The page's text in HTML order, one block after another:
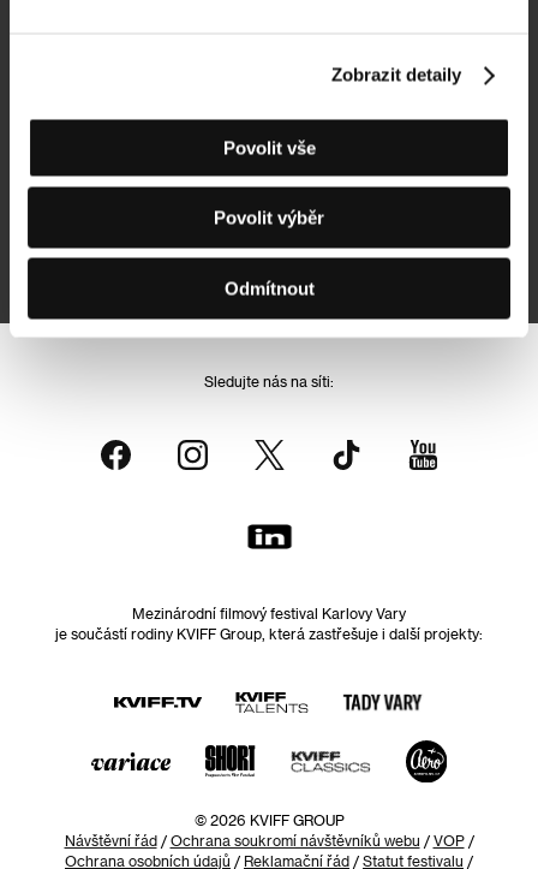
Zobrazit detaily
Povolit vše
Povolit výběr
Odmítnout
Newsletter
Přihlásit se k odběru
Sledujte nás na síti:
Mezinárodní filmový festival Karlovy Vary
je součástí rodiny KVIFF Group, která zastřešuje i další projekty:
© 2026 KVIFF GROUP
Návštěvní řád/ Ochrana soukromí návštěvníků webu / VOP/
Ochrana osobních údajů / Reklamační řád / Statut festivalu /